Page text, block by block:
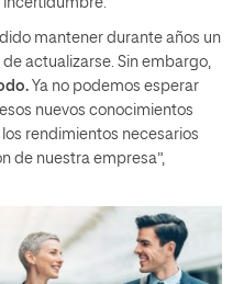
mantener durante años un
actualizarse. Sin embargo,
Ya no podemos esperar
nuevos conocimientos
rendimientos necesarios
de nuestra empresa”,